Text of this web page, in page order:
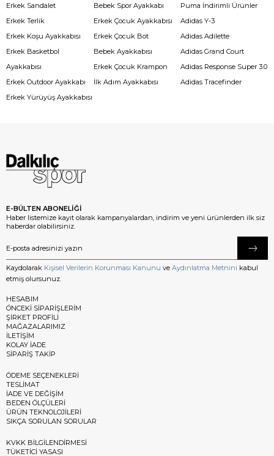
Erkek Sandalet
Erkek Terlik
Erkek Koşu Ayakkabısı
Erkek Basketbol
Ayakkabısı
Erkek Outdoor Ayakkabı
Erkek Yürüyüş Ayakkabısı
Bebek Spor Ayakkabı
Erkek Çocuk Ayakkabısı
Erkek Çocuk Bot
Bebek Ayakkabısı
Erkek Çocuk Krampon
İlk Adım Ayakkabısı
Puma İndirimli Ürünler
Adidas Y-3
Adidas Adilette
Adidas Grand Court
Adidas Response Super 3.0
Adidas Tracefinder
E-BÜLTEN ABONELİĞİ
Haber listemize kayıt olarak kampanyalardan, indirim ve yeni ürünlerden ilk siz
haberdar olabilirsiniz.
Kaydolarak Kişisel Verilerin Korunması Kanunu ve Aydınlatma Metnini kabul
etmiş olursunuz.
HESABIM
ÖNCEKİ SİPARİŞLERİM
ŞİRKET PROFİLİ
MAĞAZALARIMIZ
İLETİŞİM
KOLAY İADE
SİPARİŞ TAKİP
ÖDEME SEÇENEKLERİ
TESLİMAT
İADE VE DEĞİŞİM
BEDEN ÖLÇÜLERİ
ÜRÜN TEKNOLOJİLERİ
SIKÇA SORULAN SORULAR
KVKK BİLGİLENDİRMESİ
TÜKETİCİ YASASI